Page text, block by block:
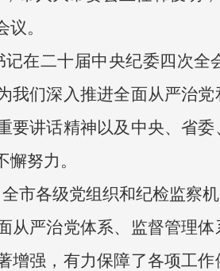
。
在二十届中央纪委四次
我们深入推进全面从严治
要讲话精神以及中央、省
努力。
市各级党组织和纪检监察
从严治党体系、监督管理
增强，有力保障了各项工